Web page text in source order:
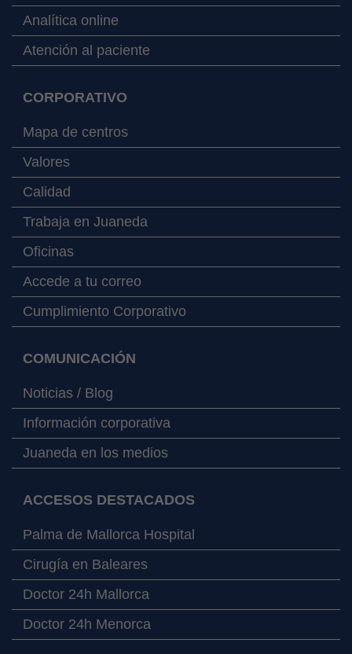
Analítica online
Atención al paciente
CORPORATIVO
Mapa de centros
Valores
Calidad
Trabaja en Juaneda
Oficinas
Accede a tu correo
Cumplimiento Corporativo
COMUNICACIÓN
Noticias / Blog
Información corporativa
Juaneda en los medios
ACCESOS DESTACADOS
Palma de Mallorca Hospital
Cirugía en Baleares
Doctor 24h Mallorca
Doctor 24h Menorca